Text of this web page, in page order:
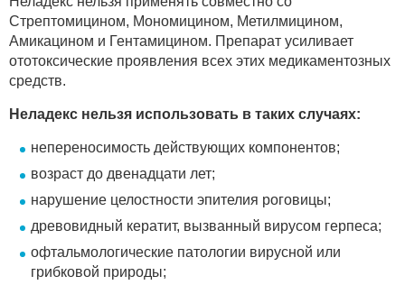
Стрептомицином, Мономицином, Метилмицином,
Амикацином и Гентамицином. Препарат усиливает
ототоксические проявления всех этих медикаментозных
средств.
Неладекс нельзя использовать в таких случаях:
непереносимость действующих компонентов;
возраст до двенадцати лет;
нарушение целостности эпителия роговицы;
древовидный кератит, вызванный вирусом герпеса;
офтальмологические патологии вирусной или
грибковой природы;